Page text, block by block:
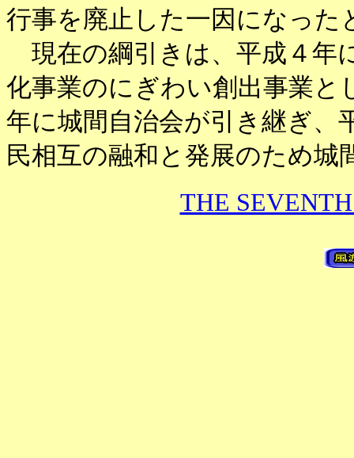
行事を廃止した一因になった
現在の綱引きは、平成４年
化事業のにぎわい創出事業と
年に城間自治会が引き継ぎ、
民相互の融和と発展のため城
THE